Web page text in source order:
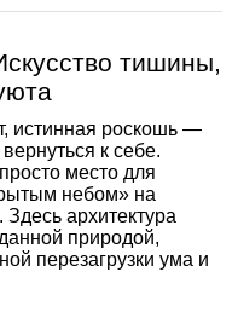
тишины,
истинная роскошь —
к себе.
место для
небом» на
архитектура
природой,
перезагрузки ума и